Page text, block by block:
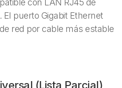
con LAN RJ45 de
puerto Gigabit Ethernet
red por cable más estable
(Lista Parcial)